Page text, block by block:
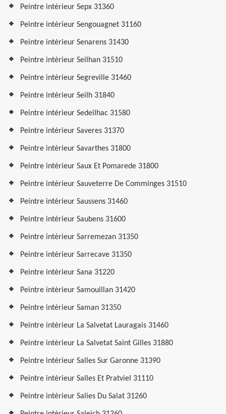
Peintre intérieur Sepx 31360
Peintre intérieur Sengouagnet 31160
Peintre intérieur Senarens 31430
Peintre intérieur Seilhan 31510
Peintre intérieur Segreville 31460
Peintre intérieur Seilh 31840
Peintre intérieur Sedeilhac 31580
Peintre intérieur Saveres 31370
Peintre intérieur Savarthes 31800
Peintre intérieur Saux Et Pomarede 31800
Peintre intérieur Sauveterre De Comminges 31510
Peintre intérieur Saussens 31460
Peintre intérieur Saubens 31600
Peintre intérieur Sarremezan 31350
Peintre intérieur Sarrecave 31350
Peintre intérieur Sana 31220
Peintre intérieur Samouillan 31420
Peintre intérieur Saman 31350
Peintre intérieur La Salvetat Lauragais 31460
Peintre intérieur La Salvetat Saint Gilles 31880
Peintre intérieur Salles Sur Garonne 31390
Peintre intérieur Salles Et Pratviel 31110
Peintre intérieur Salies Du Salat 31260